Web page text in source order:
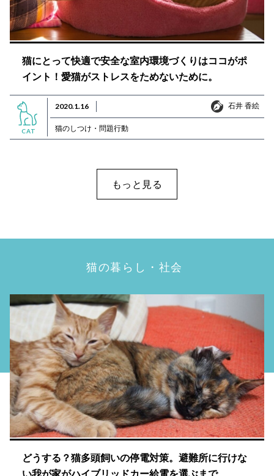
猫にとって快適で安全な室内環境づくりはココがポ
イント！愛猫がストレスをためないために。
CAT
2020.1.16 石井 香絵
石井 香絵
猫のしつけ・問題行動
もっと見る
猫の暮らし・社会
どうする？猫多頭飼いの停電対策。避難所に行けな
い我が家がハイブリッドカー給電を選ぶまで